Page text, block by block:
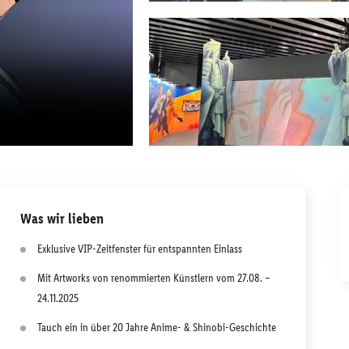
Was wir lieben
Exklusive VIP-Zeitfenster für entspannten Einlass
Mit Artworks von renommierten Künstlern vom 27.08. –
24.11.2025
Tauch ein in über 20 Jahre Anime- & Shinobi-Geschichte